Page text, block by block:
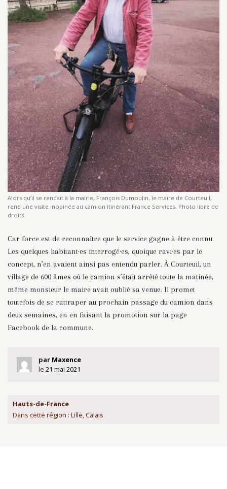
Alors qu’il se rendait à la mairie, François Dumoulin, le maire de Courteuil,
rend une visite inopinée au camion itinérant France Services. Photo libre de
droits.
Car force est de reconnaître que le service gagne à être connu.
Les quelques habitant·es interrogé·es, quoique ravi·es par le
concept, n’en avaient ainsi pas entendu parler. À Courteuil, un
village de 600 âmes où le camion s’était arrêté toute la matinée,
même monsieur le maire avait oublié sa venue. Il promet
toutefois de se rattraper au prochain passage du camion dans
deux semaines, en en faisant la promotion sur la page
Facebook de la commune.
par Maxence
le 21 mai 2021
Hauts-de-France
Dans cette région : Lille, Calais